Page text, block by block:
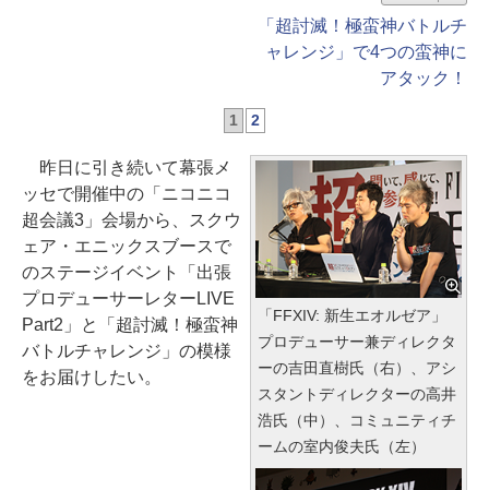
「超討滅！極蛮神バトルチ
ャレンジ」で4つの蛮神に
アタック！
1 2
「FFXIV: 新生エオルゼア」
プロデューサー兼ディレクタ
ーの吉田直樹氏（右）、アシ
スタントディレクターの高井
浩氏（中）、コミュニティチ
ームの室内俊夫氏（左）
昨日に引き続いて幕張メ
ッセで開催中の「ニコニコ
超会議3」会場から、スクウ
ェア・エニックスブースで
のステージイベント「出張
プロデューサーレターLIVE
Part2」と「超討滅！極蛮神
バトルチャレンジ」の模様
をお届けしたい。